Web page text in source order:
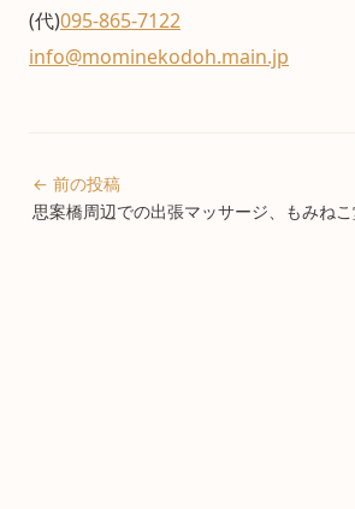
(代)095-865-7122
info@mominekodoh.main.jp
← 前の投稿
思案橋周辺での出張マッサージ、もみね